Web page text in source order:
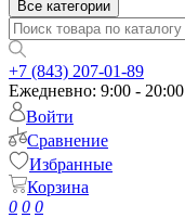
Все категории
+7 (843) 207-01-89
Ежедневно: 9:00 - 20:00
Войти
Сравнение
Избранные
Корзина
0 0 0